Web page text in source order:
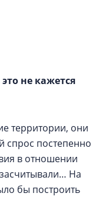
не кажется
территории, они
спрос постепенно
в отношении
На
бы построить